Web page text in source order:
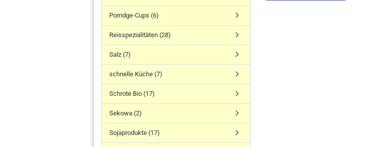
Porridge-Cups (6)
Reisspezialitäten (28)
Salz (7)
schnelle Küche (7)
Schrote Bio (17)
Sekowa (2)
Sojaprodukte (17)